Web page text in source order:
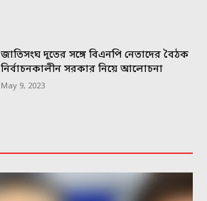
জাতিসংঘ দূতের সঙ্গে বিএনপি নেতাদের বৈঠক
নির্বাচনকালীন সরকার নিয়ে আলোচনা
May 9, 2023